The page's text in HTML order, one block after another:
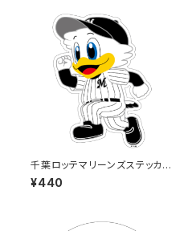
千葉ロッテマリーンズステッカー
14
¥440